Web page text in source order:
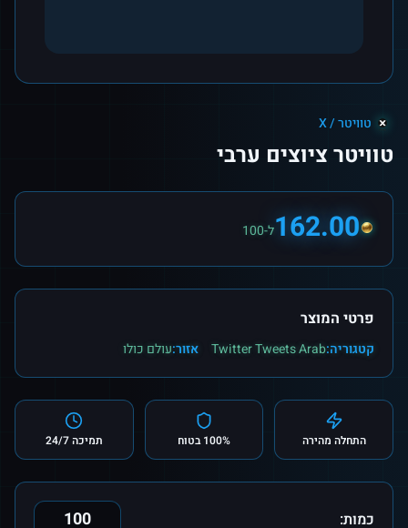
טוויטר / X
טוויטר ציוצים ערבי
162.00ל-100
פרטי המוצר
קטגוריה:Twitter Tweets Arab אזור:עולם כולו
התחלה מהירה 100% בטוח תמיכה 24/7
כמות: